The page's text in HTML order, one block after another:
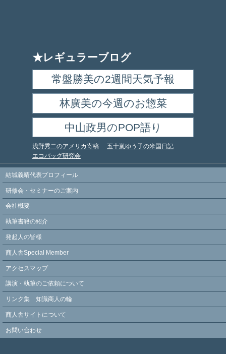
★レギュラーブログ
常盤勝美の2週間天気予報
林廣美の今週のお惣菜
浅野秀二のアメリカ寄稿 五十嵐ゆう子の米国日記
中山政男のPOP語り
エコバッグ研究会
結城義晴代表プロフィール
研修会・セミナーのご案内
会社概要
執筆書籍の紹介
発起人の皆様
商人舎Special Member
アクセスマップ
講演・執筆のご依頼について
リンク集 知識商人の輪
商人舎サイトについて
お問い合わせ